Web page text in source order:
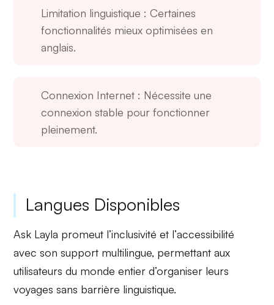
Limitation linguistique : Certaines
fonctionnalités mieux optimisées en
anglais.
Connexion Internet : Nécessite une
connexion stable pour fonctionner
pleinement.
Langues Disponibles
Ask Layla promeut l’inclusivité et l’accessibilité
avec son support multilingue, permettant aux
utilisateurs du monde entier d’organiser leurs
voyages sans barrière linguistique.